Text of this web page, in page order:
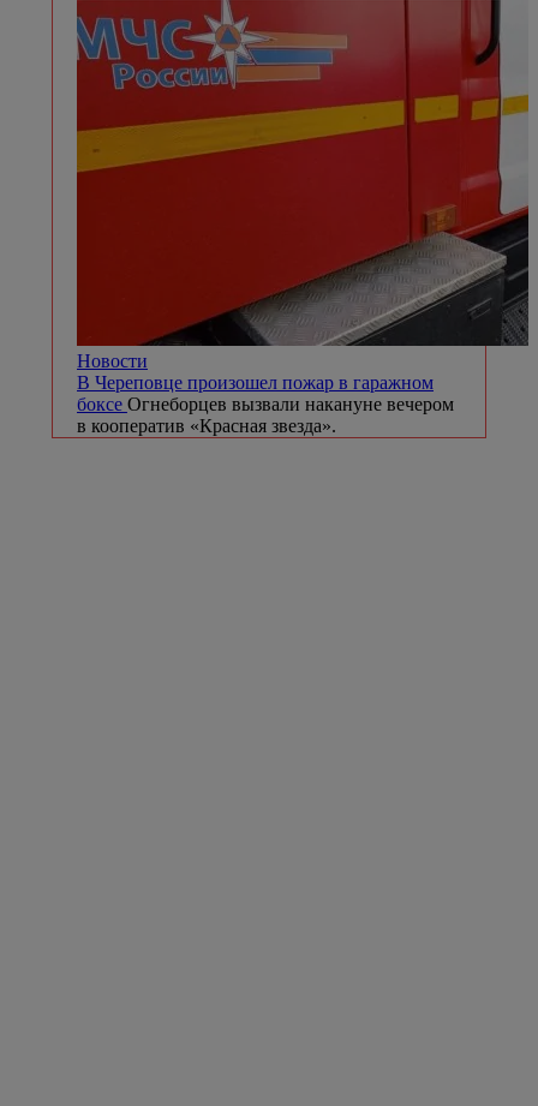
Новости
В Череповце произошел пожар в гаражном
боксе Огнеборцев вызвали накануне вечером
в кооператив «Красная звезда».